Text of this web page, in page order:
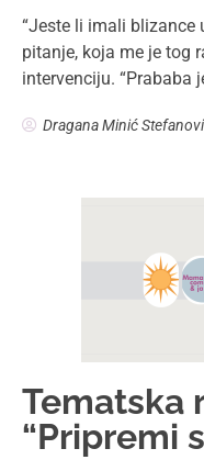
“Jeste li imali
pitanje, koja me je tog
intervenciju. “Prababa
Dragana Minić
Tematska
“Pripremi